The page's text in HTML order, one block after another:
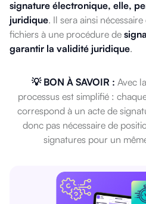
signature électronique, elle,
juridique. Il sera ainsi
fichiers à une procédure de
garantir la validité juridique.
💡 BON À SAVOIR : Avec
processus est simplifié :
correspond à un acte de
donc pas nécessaire de
signatures pour un